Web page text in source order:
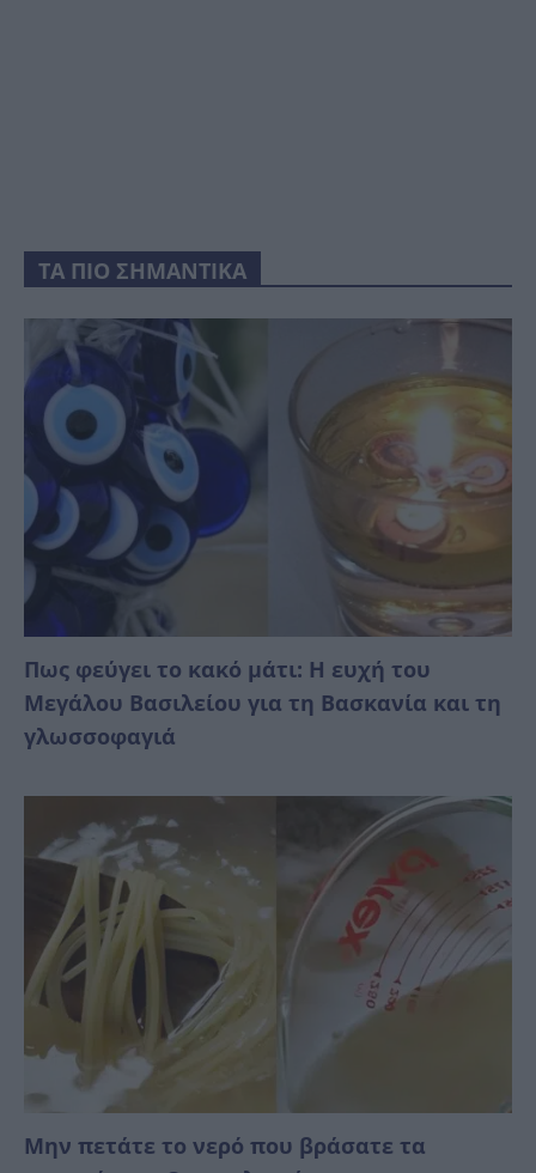
ΤΑ ΠΙΟ ΣΗΜΑΝΤΙΚΑ
Πως φεύγει το κακό μάτι: Η ευχή του
Μεγάλου Βασιλείου για τη Βασκανία και τη
γλωσσοφαγιά
Μην πετάτε το νερό που βράσατε τα